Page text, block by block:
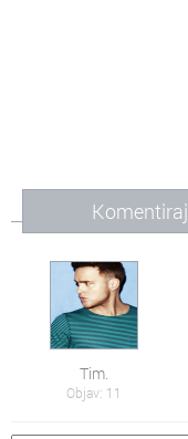
Komentiraj
Tim.
Objav: 11